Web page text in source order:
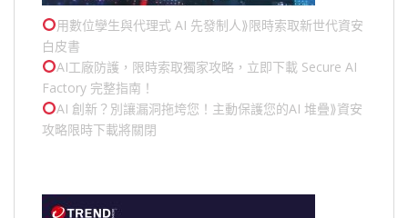
用數位孿生與代理式 AI 先發制人⟫限時索取新世代資安
白皮書
AI工廠防護，限時索取獨家攻略，立即下載 Secure AI
Factory 完整指南！
AI 創新？別讓漏洞拖垮您！主動保護您的AI 堆疊⟫資安
攻略限時下載將關閉